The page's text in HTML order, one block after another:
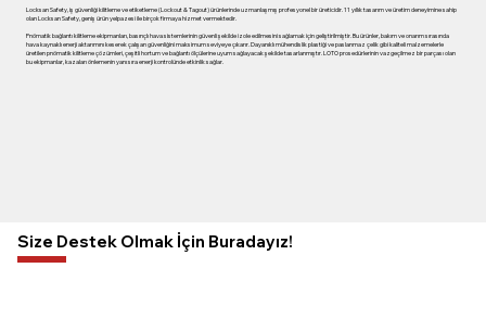
Locksan Safety, iş güvenliği kilitleme ve etiketleme (Lockout & Tagout) ürünlerinde uzmanlaşmış profesyonel bir üreticidir. 11 yıllık tasarım ve üretim deneyimine sahip
olan Locksan Safety, geniş ürün yelpazesi ile birçok firmaya hizmet vermektedir.
Pnömatik bağlantı kilitleme ekipmanları, basınçlı hava sistemlerinin güvenli şekilde izole edilmesini sağlamak için geliştirilmiştir. Bu ürünler, bakım ve onarım sırasında
hava kaynaklı enerji aktarımını keserek çalışan güvenliğini maksimum seviyeye çıkarır. Dayanıklı mühendislik plastiği ve paslanmaz çelik gibi kaliteli malzemelerle
üretilen pnömatik kilitleme çözümleri, çeşitli hortum ve bağlantı ölçülerine uyum sağlayacak şekilde tasarlanmıştır. LOTO prosedürlerinin vazgeçilmez bir parçası olan
bu ekipmanlar, kazaları önlemenin yanı sıra enerji kontrolünde etkinlik sağlar.
Size Destek Olmak İçin Buradayız!